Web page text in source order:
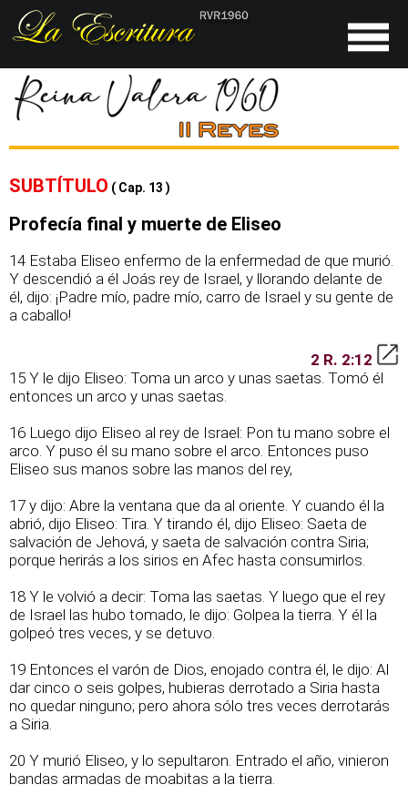
SUBTÍTULO ( Cap. 13 )
Profecía final y muerte de Eliseo
14 Estaba Eliseo enfermo de la enfermedad de que murió.
Y descendió a él Joás rey de Israel, y llorando delante de
él, dijo: ¡Padre mío, padre mío, carro de Israel y su gente de
a caballo!
2 R. 2:12
15 Y le dijo Eliseo: Toma un arco y unas saetas. Tomó él
entonces un arco y unas saetas.
16 Luego dijo Eliseo al rey de Israel: Pon tu mano sobre el
arco. Y puso él su mano sobre el arco. Entonces puso
Eliseo sus manos sobre las manos del rey,
17 y dijo: Abre la ventana que da al oriente. Y cuando él la
abrió, dijo Eliseo: Tira. Y tirando él, dijo Eliseo: Saeta de
salvación de Jehová, y saeta de salvación contra Siria;
porque herirás a los sirios en Afec hasta consumirlos.
18 Y le volvió a decir: Toma las saetas. Y luego que el rey
de Israel las hubo tomado, le dijo: Golpea la tierra. Y él la
golpeó tres veces, y se detuvo.
19 Entonces el varón de Dios, enojado contra él, le dijo: Al
dar cinco o seis golpes, hubieras derrotado a Siria hasta
no quedar ninguno; pero ahora sólo tres veces derrotarás
a Siria.
20 Y murió Eliseo, y lo sepultaron. Entrado el año, vinieron
bandas armadas de moabitas a la tierra.